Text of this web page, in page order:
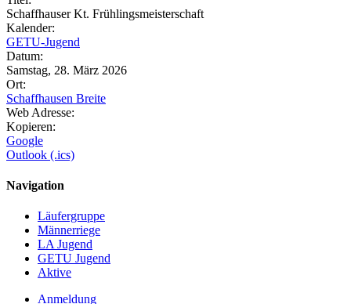
Schaffhauser Kt. Frühlingsmeisterschaft
Kalender:
GETU-Jugend
Datum:
Samstag, 28. März 2026
Ort:
Schaffhausen Breite
Web Adresse:
Kopieren:
Google
Outlook (.ics)
Navigation
Läufergruppe
Männerriege
LA Jugend
GETU Jugend
Aktive
Anmeldung